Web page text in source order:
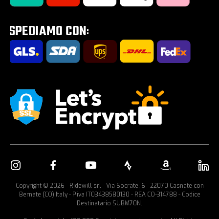
Portabici per auto
Copyright © 2026 - Ridewill srl - Via Socrate, 6 - 22070 Casnate con
Bernate (CO) Italy - P.iva IT03438580130 - REA CO-314788 - Codice
Destinatario SUBM70N.